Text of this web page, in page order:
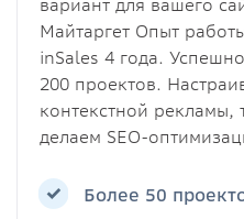
вариант для вашего
Майтаргет Опыт
inSales 4 года.
200 проектов.
контекстной рекламы,
делаем SEO-
Более 50